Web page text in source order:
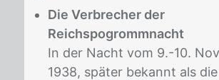
Die Verbrecher der
Reichspogrommnacht
In der Nacht vom 9.-10.
1938, später bekannt als die